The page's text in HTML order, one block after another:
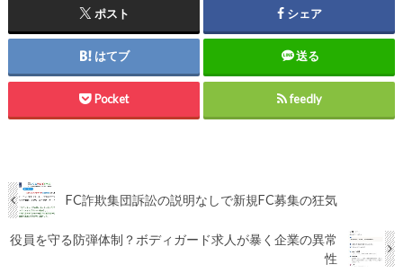
ポスト シェア
はてブ 送る
Pocket feedly
FC詐欺集団訴訟の説明なしで新規FC募集の狂気
役員を守る防弾体制？ボディガード求人が暴く企業の異常
性